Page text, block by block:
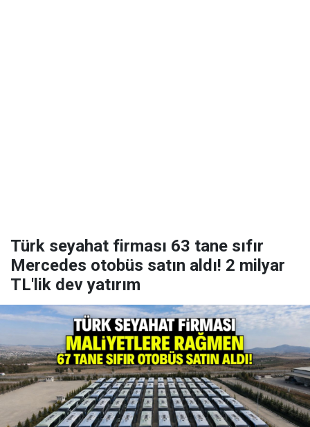
Türk seyahat firması 63 tane sıfır
Mercedes otobüs satın aldı! 2 milyar
TL'lik dev yatırım